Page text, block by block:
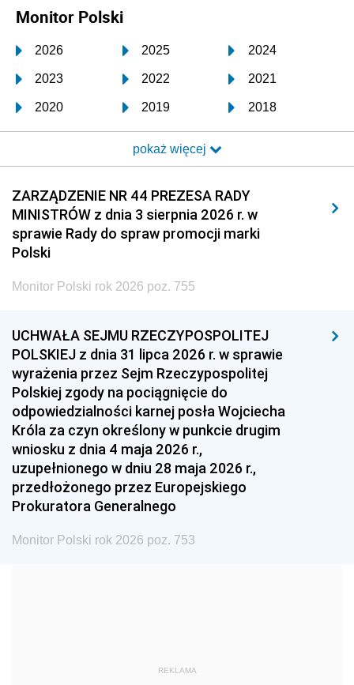
Monitor Polski
2026 2025 2024
2023 2022 2021
2020 2019 2018
2017 2016 2015
2014 2013 2012
2011 2010 2009
2008 2007 2006
2005
1996 1995 1994
1993 1992 1991
1990 1989
1987 1986 1985
1984 1983
1981 1980 1979
1978 1977
1975 1974
1959
pokaż więcej
ZARZĄDZENIE NR 44 PREZESA RADY
MINISTRÓW z dnia 3 sierpnia 2026 r. w
sprawie Rady do spraw promocji marki
Polski
Monitor Polski rok 2026 poz. 755
UCHWAŁA SEJMU RZECZYPOSPOLITEJ
POLSKIEJ z dnia 31 lipca 2026 r. w sprawie
wyrażenia przez Sejm Rzeczypospolitej
Polskiej zgody na pociągnięcie do
odpowiedzialności karnej posła Wojciecha
Króla za czyn określony w punkcie drugim
wniosku z dnia 4 maja 2026 r.,
uzupełnionego w dniu 28 maja 2026 r.,
przedłożonego przez Europejskiego
Prokuratora Generalnego
Monitor Polski rok 2026 poz. 753
REKLAMA